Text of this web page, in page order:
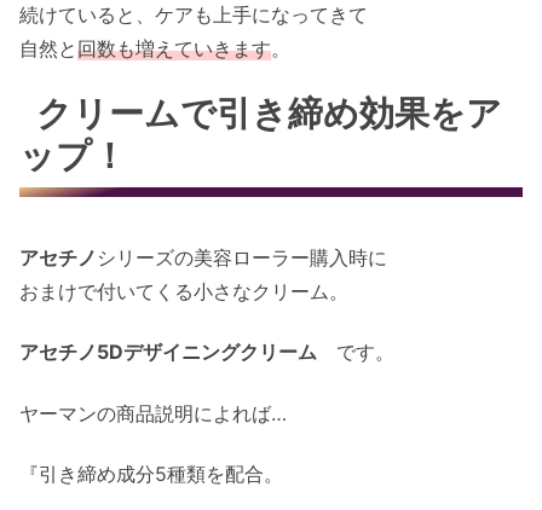
続けていると、ケアも上手になってきて
自然と回数も増えていきます。
クリームで引き締め効果をア
ップ！
アセチノ シリーズの美容ローラー購入時に
おまけで付いてくる小さなクリーム。
アセチノ5Dデザイニングクリーム です。
ヤーマンの商品説明によれば…
『引き締め成分5種類を配合。